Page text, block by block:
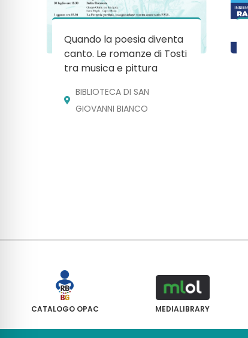
Quando la poesia diventa
canto. Le romanze di Tosti
tra musica e pittura
BIBLIOTECA DI SAN
GIOVANNI BIANCO
CATALOGO OPAC MEDIALIBRARY